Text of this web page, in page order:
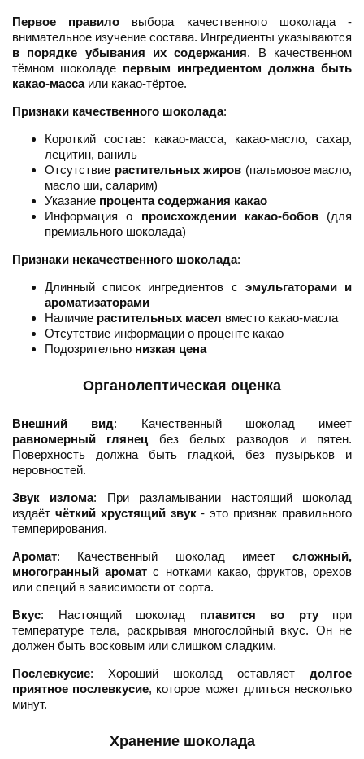
Первое правило выбора качественного шоколада -
внимательное изучение состава. Ингредиенты указываются
в порядке убывания их содержания. В качественном
тёмном шоколаде первым ингредиентом должна быть
какао-массаили какао-тёртое.
Признаки качественного шоколада:
Короткий состав: какао-масса, какао-масло, сахар,
лецитин, ваниль
Отсутствие растительных жиров (пальмовое масло,
масло ши, саларим)
Указание процента содержания какао
Информация о происхождении какао-бобов(для
премиального шоколада)
Признаки некачественного шоколада:
Длинный список ингредиентов с эмульгаторами и
ароматизаторами
Наличие растительных масел вместо какао-масла
Отсутствие информации о проценте какао
Подозрительно низкая цена
Органолептическая оценка
Внешний вид: Качественный шоколад имеет
равномерный глянец без белых разводов и пятен.
Поверхность должна быть гладкой, без пузырьков и
неровностей.
Звук излома: При разламывании настоящий шоколад
издаёт чёткий хрустящий звук- это признак правильного
темперирования.
Аромат: Качественный шоколад имеет сложный,
многогранный аромат с нотками какао, фруктов, орехов
или специй в зависимости от сорта.
Вкус: Настоящий шоколад плавится во ртупри
температуре тела, раскрывая многослойный вкус. Он не
должен быть восковым или слишком сладким.
Послевкусие: Хороший шоколад оставляет долгое
приятное послевкусие, которое может длиться несколько
минут.
Хранение шоколада